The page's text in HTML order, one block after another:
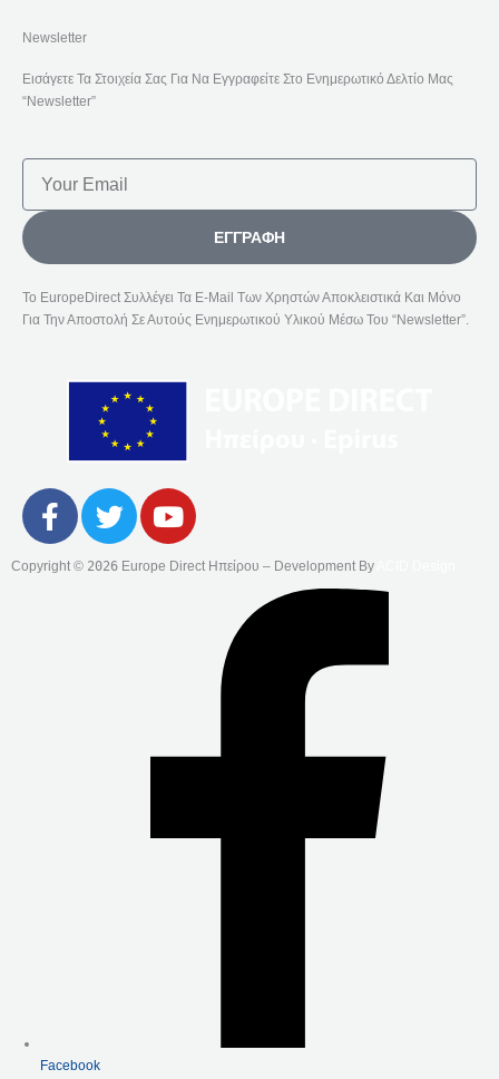
Newsletter
Εισάγετε Τα Στοιχεία Σας Για Να Εγγραφείτε Στο Ενημερωτικό Δελτίο Μας
“Newsletter”
ΕΓΓΡΑΦΉ
Το EuropeDirect Συλλέγει Τα E-Mail Των Χρηστών Αποκλειστικά Και Μόνο
Για Την Αποστολή Σε Αυτούς Ενημερωτικού Υλικού Μέσω Του “Newsletter”.
F
A
C
T
W
I
Y
O
U
Copyright © 2026 Europe Direct Ηπείρου – Development By
Facebook